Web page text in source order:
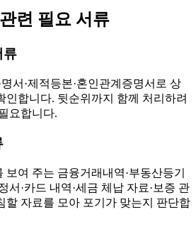
련 필요 서류
류
서·제적등본·혼인관계증명서로 상
인합니다. 뒷순위까지 함께 처리하려
요합니다.
여 주는 금융거래내역·부동산등기
서·카드 내역·세금 체납 자료·보증 관
할 자료를 모아 포기가 맞는지 판단합